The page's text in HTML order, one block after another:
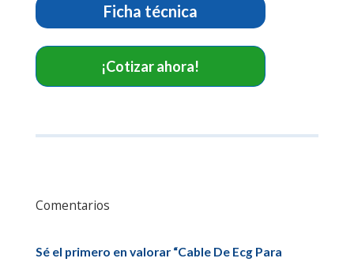
Ref
SG4198P
cantidad
Ficha técnica
¡Cotizar ahora!
Comentarios
Sé el primero en valorar “Cable De Ecg Para